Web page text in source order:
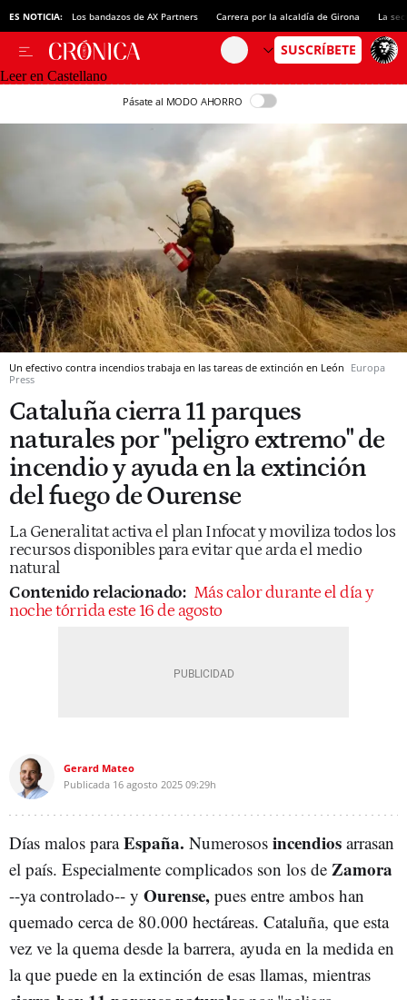
ES NOTICIA: Los bandazos de AX Partners Carrera por la alcaldía de Girona La
Leer en Castellano
Pásate al MODO AHORRO
Un efectivo contra incendios trabaja en las tareas de extinción en León Europa
Press
Cataluña cierra 11 parques
naturales por "peligro extremo" de
incendio y ayuda en la extinción
del fuego de Ourense
La Generalitat activa el plan Infocat y moviliza todos los
recursos disponibles para evitar que arda el medio
natural
Contenido relacionado: Más calor durante el día y
noche tórrida este 16 de agosto
Gerard Mateo
Publicada 16 agosto 2025 09:29h
Días malos paraEspaña. Numerosos incendios arrasan
el país. Especialmente complicados son los de Zamora
--ya controlado-- y Ourense, pues entre ambos han
quemado cerca de 80.000 hectáreas. Cataluña, que esta
vez ve la quema desde la barrera, ayuda en la medida en
la que puede en la extinción de esas llamas, mientras